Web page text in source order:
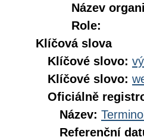
Název
Role:
Klíčová slova
Klíčové slovo:
Klíčové slovo:
Oficiálně
Název:
Referenční